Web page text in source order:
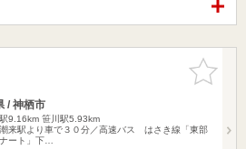
お気に入
りに追加
/ 神栖市
9.16km 笹川駅5.93km
来駅より車で３０分／高速バス はさき線「東部
ート」下…